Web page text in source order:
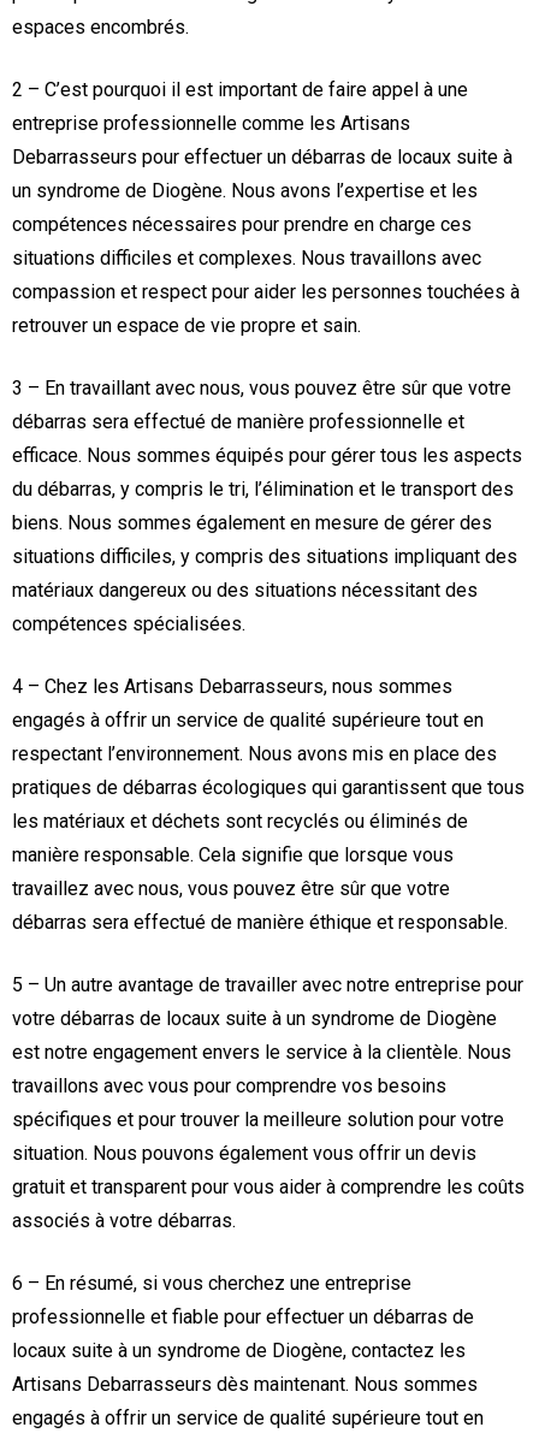
espaces encombrés.
2 – C’est pourquoi il est important de faire appel à une
entreprise professionnelle comme les Artisans
Debarrasseurs pour effectuer un débarras de locaux suite à
un syndrome de Diogène. Nous avons l’expertise et les
compétences nécessaires pour prendre en charge ces
situations difficiles et complexes. Nous travaillons avec
compassion et respect pour aider les personnes touchées à
retrouver un espace de vie propre et sain.
3 – En travaillant avec nous, vous pouvez être sûr que votre
débarras sera effectué de manière professionnelle et
efficace. Nous sommes équipés pour gérer tous les aspects
du débarras, y compris le tri, l’élimination et le transport des
biens. Nous sommes également en mesure de gérer des
situations difficiles, y compris des situations impliquant des
matériaux dangereux ou des situations nécessitant des
compétences spécialisées.
4 – Chez les Artisans Debarrasseurs, nous sommes
engagés à offrir un service de qualité supérieure tout en
respectant l’environnement. Nous avons mis en place des
pratiques de débarras écologiques qui garantissent que tous
les matériaux et déchets sont recyclés ou éliminés de
manière responsable. Cela signifie que lorsque vous
travaillez avec nous, vous pouvez être sûr que votre
débarras sera effectué de manière éthique et responsable.
5 – Un autre avantage de travailler avec notre entreprise pour
votre débarras de locaux suite à un syndrome de Diogène
est notre engagement envers le service à la clientèle. Nous
travaillons avec vous pour comprendre vos besoins
spécifiques et pour trouver la meilleure solution pour votre
situation. Nous pouvons également vous offrir un devis
gratuit et transparent pour vous aider à comprendre les coûts
associés à votre débarras.
6 – En résumé, si vous cherchez une entreprise
professionnelle et fiable pour effectuer un débarras de
locaux suite à un syndrome de Diogène, contactez les
Artisans Debarrasseurs dès maintenant. Nous sommes
engagés à offrir un service de qualité supérieure tout en